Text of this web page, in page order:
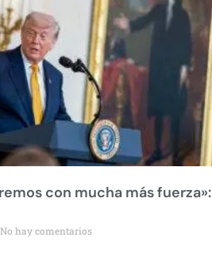
con mucha más fuerza»:
No hay comentarios